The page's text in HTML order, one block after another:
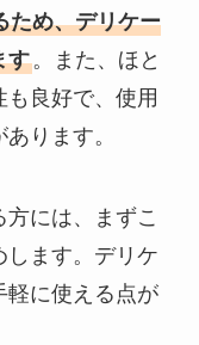
ため、デリケー
す。また、ほと
良好で、使用
ります。
には、まずこ
します。デリケ
軽に使える点が